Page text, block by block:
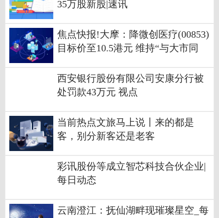
35万股新股|速讯
焦点快报!大摩：降微创医疗(00853)
目标价至10.5港元 维持“与大市同
西安银行股份有限公司安康分行被
处罚款43万元 视点
当前热点文旅马上说丨来的都是
客，别分新客还是老客
彩讯股份等成立智芯科技合伙企业|
每日动态
云南澄江：抚仙湖畔现璀璨星空_每